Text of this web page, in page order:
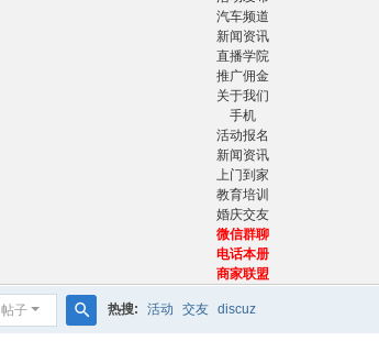
汽车频道
新闻资讯
直播学院
推广佣金
关于我们
手机
活动报名
新闻资讯
上门到家
教育培训
婚庆交友
微信群聊
电话本册
商家联盟
帖子 热搜: 活动 交友 discuz